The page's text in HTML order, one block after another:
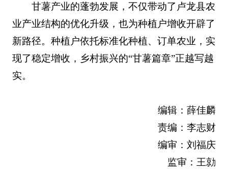
甘薯产业的蓬勃发展，不仅带动了卢龙县农
业产业结构的优化升级，也为种植户增收开辟了
新路径。种植户依托标准化种植、订单农业，实
现了稳定增收，乡村振兴的“甘薯篇章”正越写越
实。
编辑：薛佳麟
责编：李志财
编审：刘福庆
监审：王勍